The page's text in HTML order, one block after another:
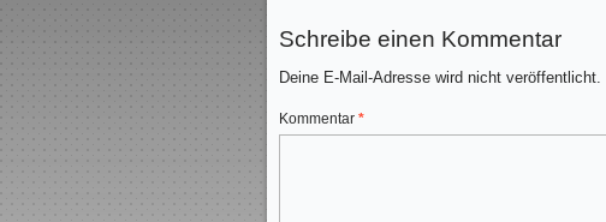
Schreibe einen Kommentar
Deine E-Mail-Adresse wird nicht veröffentlicht.
Kommentar *